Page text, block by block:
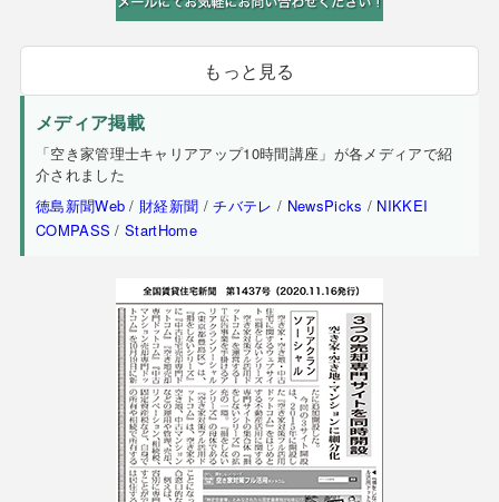
もっと見る
メディア掲載
「空き家管理士キャリアアップ10時間講座」が各メディアで紹
介されました
徳島新聞Web / 財経新聞 /チバテレ / NewsPicks / NIKKEI
COMPASS /StartHome